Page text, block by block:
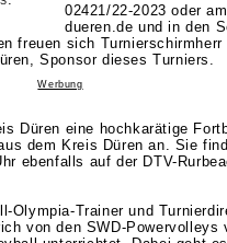
02421/22-2023 oder
dueren.de und in den
freuen sich
Sponsor dieses Turniers.
Werbung
Düren eine hochkarätige
dem Kreis Düren an. Sie
ebenfalls auf der DTV-
Olympia-Trainer und
von den SWD-Powervolleys